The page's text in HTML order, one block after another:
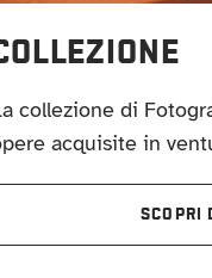
collezione di
acquisite in
SCOPRI